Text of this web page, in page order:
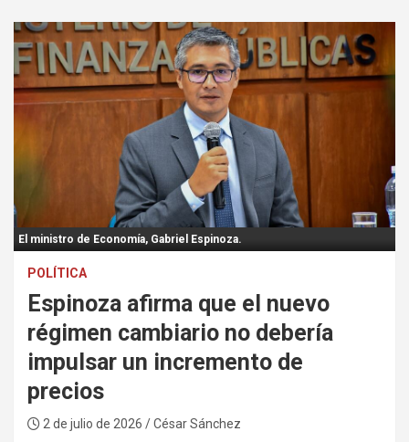
s
e
m
e
t
El ministro de Economía, Gabriel Espinoza.
POLÍTICA
Espinoza afirma que el nuevo
régimen cambiario no debería
impulsar un incremento de
precios
2 de julio de 2026 / César Sánchez